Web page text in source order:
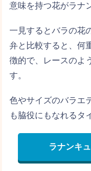
意味を持つ花がラナ
一見するとバラの花
弁と比較すると、何
徴的で、レースのよ
す。
色やサイズのバラエ
も脇役にもなれるタ
ラナンキ